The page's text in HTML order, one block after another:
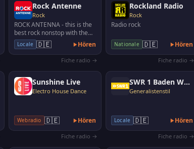
Rock Antenne
Rock
ROCK ANTENNA - this is the
best rock nonstop with the
biggest rock songs ever. This
exciting acti…
Locale 🇩🇪 Hören
Fiche radio →
Rockland Radio
Rock
Radio rock
Nationale 🇩🇪 Hören
Fiche radio →
Sunshine Live
Electro House Dance
Webradio 🇩🇪 Hören
Fiche radio →
SWR 1 Baden Württemberg
Generalistenstil
Locale 🇩🇪 Hören
Fiche radio →